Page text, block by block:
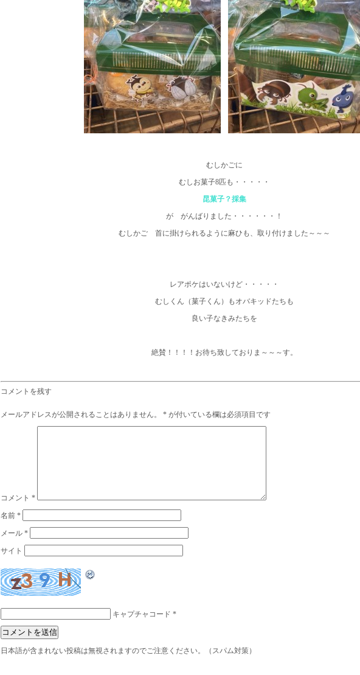
むしかごに
むしお菓子8匹も・・・・・
昆菓子？採集
が がんばりました・・・・・・！
むしかご 首に掛けられるように麻ひも、取り付けました～～～
レアポケはいないけど・・・・・
むしくん（菓子くん）もオバキッドたちも
良い子なきみたちを
絶賛！！！！お待ち致しておりま～～～す。
コメントを残す
メールアドレスが公開されることはありません。 * が付いている欄は必須項目です
コメント *
名前 *
メール *
サイト
キャプチャコード *
日本語が含まれない投稿は無視されますのでご注意ください。（スパム対策）